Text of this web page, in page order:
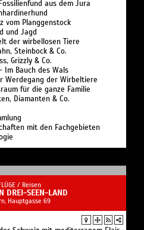
aus dem Jura
vom Planggenstock
und Jagd
der wirbellosen Tiere
Steinbock & Co.
Grizzly & Co.
Im Bauch des Wals
Werdegang der Wirbeltiere
für die ganze Familie
Diamanten & Co.
mit den Fachgebieten
/ Reisen
DREI-SEEN-LAND
Hauptgasse 69